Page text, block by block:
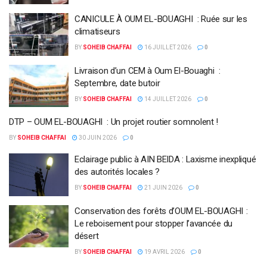
CANICULE À OUM EL-BOUAGHI : Ruée sur les
climatiseurs
BY SOHEIB CHAFFAI 16 JUILLET 2026 0
Livraison d’un CEM à Oum El-Bouaghi :
Septembre, date butoir
BY SOHEIB CHAFFAI 14 JUILLET 2026 0
DTP – OUM EL-BOUAGHI : Un projet routier somnolent !
BY SOHEIB CHAFFAI 30 JUIN 2026 0
Eclairage public à AIN BEIDA : Laxisme inexpliqué
des autorités locales ?
BY SOHEIB CHAFFAI 21 JUIN 2026 0
Conservation des forêts d’OUM EL-BOUAGHI :
Le reboisement pour stopper l’avancée du
désert
BY SOHEIB CHAFFAI 19 AVRIL 2026 0